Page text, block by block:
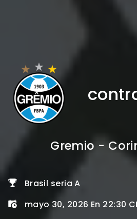
Gremio -
Brasil seria A
mayo 30, 2026 En 22:30